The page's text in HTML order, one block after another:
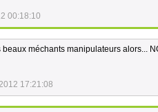
00:18:10
beaux méchants manipulateurs alors...
17:21:08